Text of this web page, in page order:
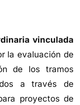
vinculada
la evaluación de
de los tramos
a través de
proyectos de